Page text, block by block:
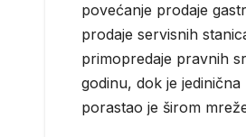
povećanje prodaje
prodaje servisnih
primopredaje pravnih
godinu, dok je
porastao je širom